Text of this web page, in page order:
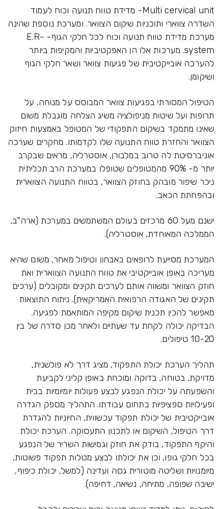
Multi cervical unit- מדידת טווח תנועה וכוח לעמוד
השדרה צווארי ותוכניות שיקום הצוואר. ומערכת נוספת שהינה
מערכת מדידת טווח תנועה וכוח לכל חלקי הגוף- E.R-
system. מערכות אלו הן האפקטיביות והמקיפות ביותר
להערכה אובייקטיבית של פגיעות צוואר ושאר חלקי הגוף
ושיקומן.
הטיפול המסורתי בפגיעות צוואר המבוסס על מנוחה, על
תרופות ועל שיטות מניפולציה משיג הצלחה מוגבלת משום
שאינו מתמקד בשיקום התפקודי של המטופל באמצעות חיזוק
הצוואר והחזרת טווח התנועה שלו לקדמותו. מחקרים שערכה
אוניברסיטת לה טרוב במלבורן, אוסטרליה, מראים שבקרב
יותר מ- 90% מהמטופלים שטופלו במערכת הרב תכליתית
ניכר שיפור מובהק בחוזק הצוואר, בטווח התנועה הצווארית
ובהפחתת הכאב.
ישנם מעל 60 מרכזים בעולם המשתמשים במערכת (ארה"ב,
הממלכה המאוחדת, אוסטרליה).
המערכת מסייעת לרופאים באבחון וטיפול מאחר, משום שהיא
מעריכה באופן אובייקטיבי את טווח התנועה הצווארית ואת
חוזק הצוואר ומשווה אותם לערכים תקינים ומקובלים (ערכים
תקינים של האגודה הרפואית האמריקאית). ניתוח התוצאות
מאפשר להכין תכנית שיקום מקיפה המותאמת לפגיעה.
הבדיקה יכולה לקחת עד שעתיים ולאחר מכן סדרה של בין
10-20 טיפולים.
תהליך הערכת יכולת התפקוד, מציג דרך לא פולשנית,
מדויקת, בטוחה, בדוקה ומוכחת באופן קליני לקביעת
והשפעתה על יכולת הנפגע לבצע פעולות יומיומיות בבית
ופעילויות ספציפיות בתחום עבודתו. התהליך מספק הגדרה
אובייקטיבית של יכולת תפקוד עכשווית, החיוניות להגדרת
דרך הטיפול, השיקום או לתכנון התעסוקה. הערכת יכולת
והיקף התפקוד, בודק את חוזק וגמישות השריר של הנפגע
בכל חלקי גופו, וכן את יכולתו לבצע מטלות תפקוד פשוטות,
מיומנויות ושליטה מוטורית גסה ועדינה (למשל, יכולת כיפוף,
ישיבה שפופה, מתיחה, נשיאה, דחיפה).